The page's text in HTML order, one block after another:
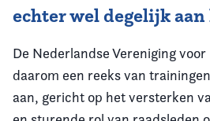
echter wel degelijk
De Nederlandse Vereniging
daarom een reeks van
aan, gericht op het versterken